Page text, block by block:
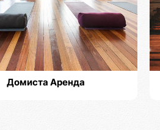
Домиста Аренда